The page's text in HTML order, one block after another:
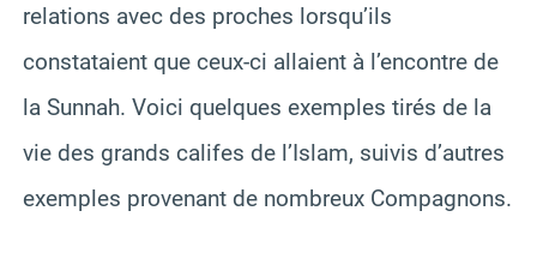
relations avec des proches lorsqu’ils
constataient que ceux-ci allaient à l’encontre de
la Sunnah. Voici quelques exemples tirés de la
vie des grands califes de l’Islam, suivis d’autres
exemples provenant de nombreux Compagnons.